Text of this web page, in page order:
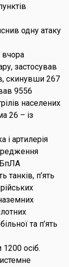
одну атаку
застосував
скинувши 267
9556
населених
26 – із
і артилерія
БпЛА
п’ять
та п’ять
1200 осіб.